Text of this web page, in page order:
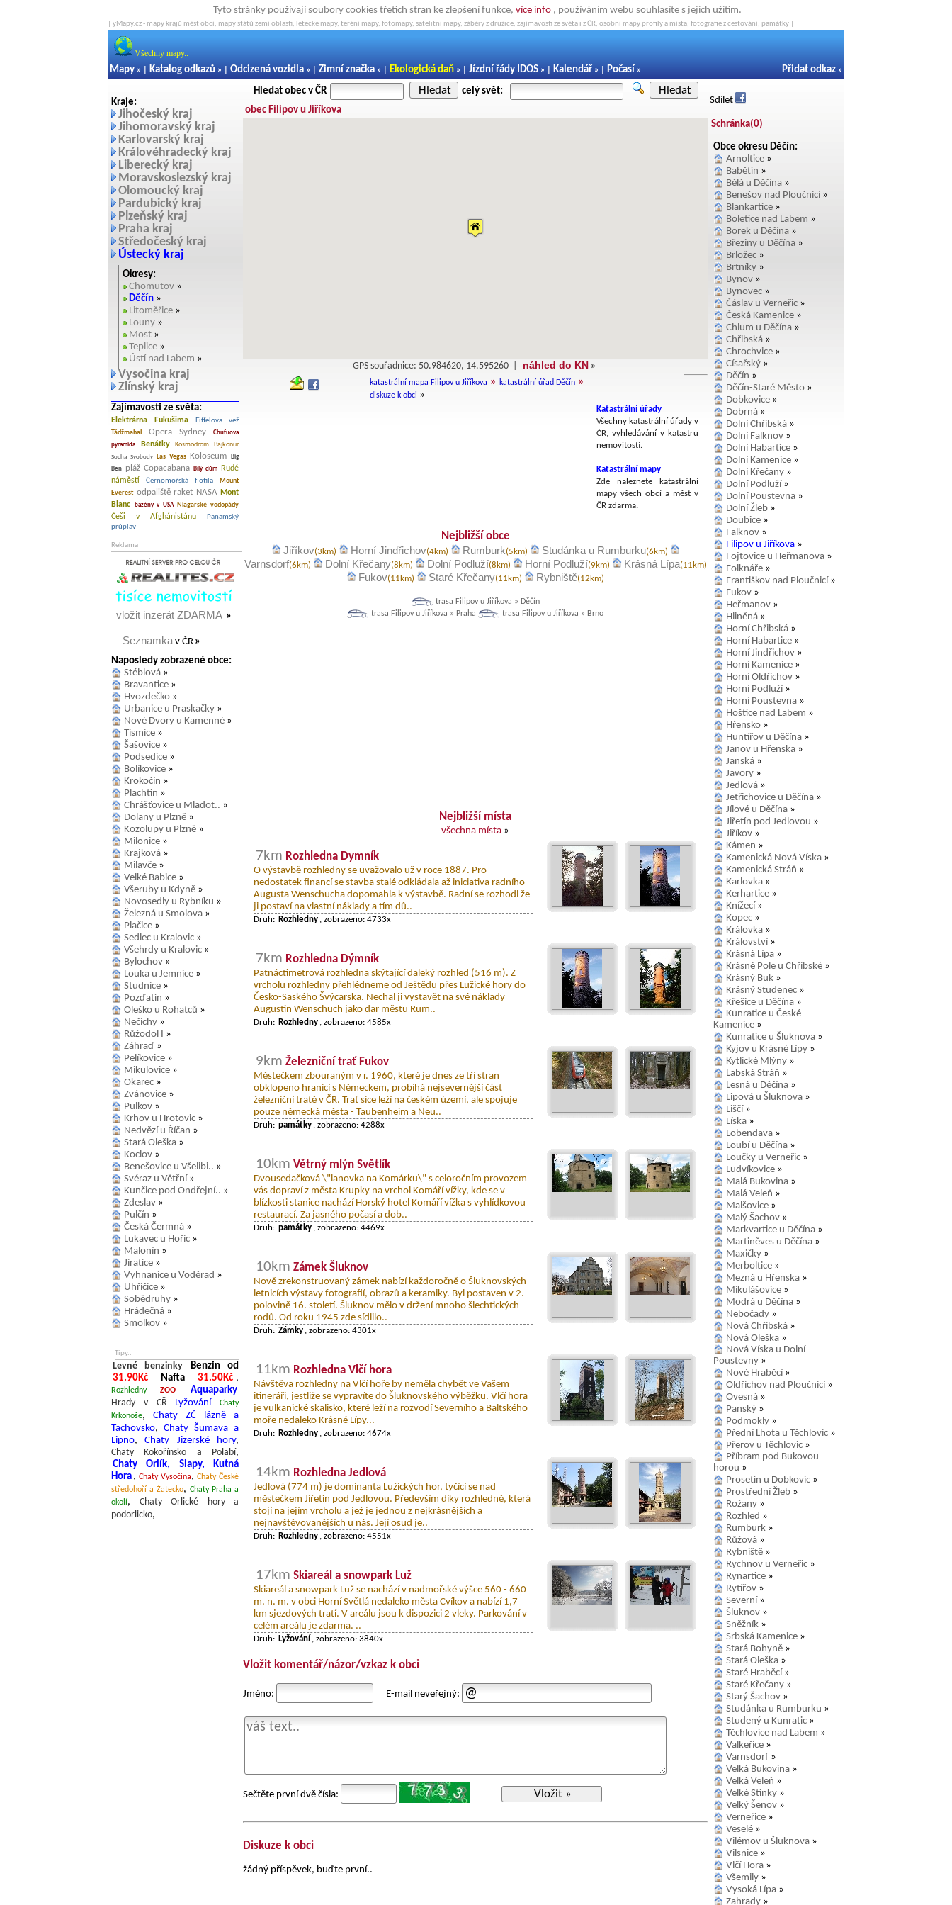
Tyto stránky používají soubory cookies třetích stran ke zlepšení funkce, více info , používáním webu souhlasíte s jejich užitím.
| yMapy.cz - mapy krajů měst obcí, mapy států zemí oblastí, letecké mapy, teréní mapy, fotomapy, satelitní mapy, záběry z družice, zajímavosti ze světa i z ČR, osobní mapy profily a místa, fotografie z cestování, památky |
Všechny mapy..
Mapy » | Katalog odkazů » | Odcizená vozidla » | Zimní značka » | Ekologická daň » | Jízdní řády IDOS » | Kalendář » | Počasí » Přidat odkaz »
Kraje:
Jihočeský kraj
Jihomoravský kraj
Karlovarský kraj
Královéhradecký kraj
Liberecký kraj
Moravskoslezský kraj
Olomoucký kraj
Pardubický kraj
Plzeňský kraj
Praha kraj
Středočeský kraj
Ústecký kraj
Okresy:
Chomutov »
Děčín »
Litoměřice »
Louny »
Most »
Teplice »
Ústí nad Labem »
Vysočina kraj
Zlínský kraj
Zajímavosti ze světa:
Elektrárna Fukušima
Eiffelova vež
Tádžmahal
Opera Sydney
Chufuova
pyramida
Benátky Kosmodrom Bajkonur
Socha Svobody Las Vegas Koloseum
Big
Ben
pláž Copacabana Bílý dům
Rudé
náměstí
Černomořská flotila
Mount
Everest odpaliště raket NASA Mont
Blanc
bazény v USA Niagarské vodopády
Češi v Afghánistánu
Panamský
průplav
Reklama
vložit inzerát ZDARMA »
Seznamkav ČR »
Naposledy zobrazené obce:
Stéblová »
Bravantice »
Hvozdečko »
Urbanice u Praskačky »
Nové Dvory u Kamenné »
Tismice »
Šašovice »
Podsedice »
Bolíkovice »
Krokočín »
Plachtín »
Chrášťovice u Mladot.. »
Dolany u Plzně »
Kozolupy u Plzně »
Milonice »
Krajková »
Milavče »
Velké Babice »
Všeruby u Kdyně »
Novosedly u Rybníku »
Železná u Smolova »
Plačice »
Sedlec u Kralovic »
Všehrdy u Kralovic »
Bylochov »
Louka u Jemnice »
Studnice »
Pozďatín »
Oleško u Rohatců »
Nečichy »
Růžodol I »
Záhraď »
Pelíkovice »
Mikulovice »
Okarec »
Zvánovice »
Pulkov »
Krhov u Hrotovic »
Nedvězí u Říčan »
Stará Oleška »
Koclov »
Benešovice u Všelibi.. »
Svéraz u Větřní »
Kunčice pod Ondřejní.. »
Zdeslav »
Pulčín »
Česká Čermná »
Lukavec u Hořic »
Malonín »
Jiratice »
Vyhnanice u Voděrad »
Uhřičice »
Sobědruhy »
Hrádečná »
Smolkov »
Tipy..
Levné benzinky Benzin od
31.90Kč
Nafta 31.50Kč ,
Rozhledny ZOO
Aquaparky
Hrady v CŘ
Lyžování
Chaty
Krkonoše, Chaty ZČ lázně a
Tachovsko, Chaty Šumava a
Lipno,Chaty Jizerské hory,
Chaty Kokořínsko a Polabí,
Chaty Orlík, Slapy, Kutná
Hora , Chaty Vysočina, Chaty České
středohoří a Žatecko, Chaty Praha a
okolí, Chaty Orlické hory a
podorlicko,
Hledat obec v ČR Hledat celý svět: Hledat
obec Filipov u Jiříkova
GPS souřadnice: 50.984620, 14.595260 | náhled do KN »
katastrální mapa Filipov u Jiříkova » katastrální úřad Děčín »
diskuze k obci »
Katastrální úřady
Všechny katastrální úřady v
ČR, vyhledávání v katastru
nemovitostí.
Katastrální mapy
Zde naleznete katastrální
mapy všech obcí a měst v
ČR zdarma.
Nejbližší obce
Jiříkov(3km) Horní Jindřichov(4km) Rumburk(5km) Studánka u Rumburku(6km)
Varnsdorf(6km) Dolní Křečany(8km) Dolní Podluží(8km) Horní Podluží(9km) Krásná Lípa(11km)
Fukov(11km) Staré Křečany(11km) Rybniště(12km)
trasa Filipov u Jiříkova » Děčín
trasa Filipov u Jiříkova » Praha
trasa Filipov u Jiříkova » Brno
Nejbližší místa
všechna místa »
7km Rozhledna Dymník
O výstavbě rozhledny se uvažovalo už v roce 1887. Pro
nedostatek financí se stavba stalé odkládala až iniciativa radního
Augusta Wenschucha dopomahla k výstavbě. Radní se rozhodl že
ji postaví na vlastní náklady a tím dů..
Druh: Rozhledny , zobrazeno: 4733x
7km Rozhledna Dýmník
Patnáctimetrová rozhledna skýtající daleký rozhled (516 m). Z
vrcholu rozhledny přehlédneme od Ještědu přes Lužické hory do
Česko-Saského Švýcarska. Nechal ji vystavět na své náklady
Augustin Wenschuch jako dar městu Rum..
Druh: Rozhledny , zobrazeno: 4585x
9km Železniční trať Fukov
Městečkem zbouraným v r. 1960, které je dnes ze tří stran
obklopeno hranicí s Německem, probíhá nejsevernější část
železniční tratě v ČR. Trať sice leží na českém území, ale spojuje
pouze německá města - Taubenheim a Neu..
Druh: památky , zobrazeno: 4288x
10km Větrný mlýn Světlík
Dvousedačková \"lanovka na Komárku\" s celoročním provozem
vás dopraví z města Krupky na vrchol Komáří vížky, kde se v
blízkosti stanice nachází Horský hotel Komáří vížka s vyhlídkovou
restaurací. Za jasného počasí a dob..
Druh: památky , zobrazeno: 4469x
10km Zámek Šluknov
Nově zrekonstruovaný zámek nabízí každoročně o Šluknovských
letnicích výstavy fotografií, obrazů a keramiky. Byl postaven v 2.
polovině 16. století. Šluknov mělo v držení mnoho šlechtických
rodů. Od roku 1945 zde sídlilo..
Druh: Zámky , zobrazeno: 4301x
11km Rozhledna Vlčí hora
Návštěva rozhledny na Vlčí hoře by neměla chybět ve Vašem
itineráři, jestliže se vypravíte do Šluknovského výběžku. Vlčí hora
je vulkanické skalisko, které leží na rozvodí Severního a Baltského
moře nedaleko Krásné Lípy...
Druh: Rozhledny , zobrazeno: 4674x
14km Rozhledna Jedlová
Jedlová (774 m) je dominanta Lužických hor, tyčící se nad
městečkem Jiřetín pod Jedlovou. Především díky rozhledně, která
stojí na jejím vrcholu a jež je jednou z nejkrásnějších a
nejnavštěvovanějších u nás. Její osud je..
Druh: Rozhledny , zobrazeno: 4551x
17km Skiareál a snowpark Luž
Skiareál a snowpark Luž se nachází v nadmořské výšce 560 - 660
m. n. m. v obci Horní Světlá nedaleko města Cvíkov a nabízí 1,7
km sjezdových tratí. V areálu jsou k dispozici 2 vleky. Parkování v
celém areálu je zdarma. ..
Druh: Lyžování , zobrazeno: 3840x
Vložit komentář/názor/vzkaz k obci
Jméno: E-mail neveřejný:
Sečtěte první dvě čísla: Vložit »
Diskuze k obci
žádný příspěvek, buďte první..
Sdílet
Schránka(0)
Obce okresu Děčín:
Arnoltice »
Babětín »
Bělá u Děčína »
Benešov nad Ploučnicí »
Blankartice »
Boletice nad Labem »
Borek u Děčína »
Březiny u Děčína »
Brložec »
Brtníky »
Bynov »
Bynovec »
Čáslav u Verneřic »
Česká Kamenice »
Chlum u Děčína »
Chřibská »
Chrochvice »
Císařský »
Děčín »
Děčín-Staré Město »
Dobkovice »
Dobrná »
Dolní Chřibská »
Dolní Falknov »
Dolní Habartice »
Dolní Kamenice »
Dolní Křečany »
Dolní Podluží »
Dolní Poustevna »
Dolní Žleb »
Doubice »
Falknov »
Filipov u Jiříkova »
Fojtovice u Heřmanova »
Folknáře »
Františkov nad Ploučnicí »
Fukov »
Heřmanov »
Hliněná »
Horní Chřibská »
Horní Habartice »
Horní Jindřichov »
Horní Kamenice »
Horní Oldřichov »
Horní Podluží »
Horní Poustevna »
Hoštice nad Labem »
Hřensko »
Huntířov u Děčína »
Janov u Hřenska »
Janská »
Javory »
Jedlová »
Jetřichovice u Děčína »
Jílové u Děčína »
Jiřetín pod Jedlovou »
Jiříkov »
Kámen »
Kamenická Nová Víska »
Kamenická Stráň »
Karlovka »
Kerhartice »
Knížecí »
Kopec »
Královka »
Království »
Krásná Lípa »
Krásné Pole u Chřibské »
Krásný Buk »
Krásný Studenec »
Křešice u Děčína »
Kunratice u České
Kamenice »
Kunratice u Šluknova »
Kyjov u Krásné Lípy »
Kytlické Mlýny »
Labská Stráň »
Lesná u Děčína »
Lipová u Šluknova »
Liščí »
Líska »
Lobendava »
Loubí u Děčína »
Loučky u Verneřic »
Ludvíkovice »
Malá Bukovina »
Malá Veleň »
Malšovice »
Malý Šachov »
Markvartice u Děčína »
Martiněves u Děčína »
Maxičky »
Merboltice »
Mezná u Hřenska »
Mikulášovice »
Modrá u Děčína »
Nebočady »
Nová Chřibská »
Nová Oleška »
Nová Víska u Dolní
Poustevny »
Nové Hraběcí »
Oldřichov nad Ploučnicí »
Ovesná »
Panský »
Podmokly »
Přední Lhota u Těchlovic »
Přerov u Těchlovic »
Příbram pod Bukovou
horou »
Prosetín u Dobkovic »
Prostřední Žleb »
Rožany »
Rozhled »
Rumburk »
Růžová »
Rybniště »
Rychnov u Verneřic »
Rynartice »
Rytířov »
Severní »
Šluknov »
Sněžník »
Srbská Kamenice »
Stará Bohyně »
Stará Oleška »
Staré Hraběcí »
Staré Křečany »
Starý Šachov »
Studánka u Rumburku »
Studený u Kunratic »
Těchlovice nad Labem »
Valkeřice »
Varnsdorf »
Velká Bukovina »
Velká Veleň »
Velké Stínky »
Velký Šenov »
Verneřice »
Veselé »
Vilémov u Šluknova »
Vilsnice »
Vlčí Hora »
Všemily »
Vysoká Lípa »
Zahrady »